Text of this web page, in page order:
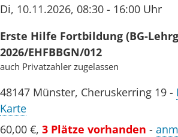
Di, 10.11.2026, 08:30 - 16:00 Uhr
Erste Hilfe Fortbildung (BG-
2026/EHFBBGN/012
auch Privatzahler zugelassen
48147 Münster, Cheruskerring 19 -
Karte
60,00 €, 3 Plätze vorhanden -